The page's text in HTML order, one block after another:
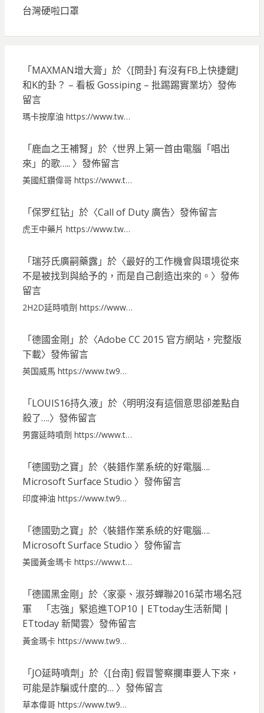
台灣硬啦口罩
「MAXMAN增大膏 」於〈[問卦] 有沒有FB上快捷鍵J
和K的卦？ – 看板 Gossiping – 批踢踢實業坊〉發佈
留言
瑪卡按摩油 https://www.tw…
「鹿血之王補腎 」於〈世界上第一首由電腦「唱出
來」的歌….. 〉發佈留言
美國紅鑽偉哥 https://www.t…
「保罗红钻」於〈Call of Duty 廣告〉發佈留言
虎王中藥片 https://www.tw…
「瑞芬氏廣嗣藥露」於〈最好的工作機會與環境從來
不是被找到與給予的，而是自己創造出來的。 〉發佈
留言
2H2D延時噴劑 https://www…
「德國金剛 」於〈Adobe CC 2015 官方網站，完整版
下載〉發佈留言
英国威馬 https://www.tw9…
「LOUIS16持久液」於〈明明沒有這個意思卻差點自
殺了….〉發佈留言
男露延時噴劑 https://www.t…
「德國勁之寶 」於〈裝錯作業系統的好電腦….
Microsoft Surface Studio 〉發佈留言
印度神油 https://www.tw9…
「德國勁之寶 」於〈裝錯作業系統的好電腦….
Microsoft Surface Studio 〉發佈留言
美國黃金瑪卡 https://www.t…
「德國黑金剛 」於〈家豪、淑芬蟬聯2016菜市場名冠
軍 「志強」緊追進TOP10 | ETtoday生活新聞 |
ETtoday 新聞雲〉發佈留言
黃金瑪卡 https://www.tw9…
「JO延時噴劑 」於〈[台南] 假冒警察攔車要人下來，
可能是詐騙或什麼的… 〉發佈留言
草本偉哥 https://www.tw9…